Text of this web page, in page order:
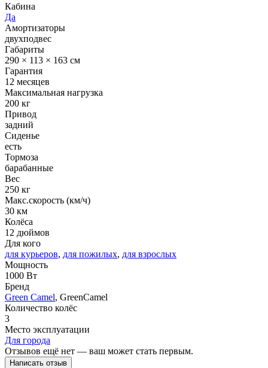
Кабина
Да
Амортизаторы
двухподвес
Габариты
290 × 113 × 163 см
Гарантия
12 месяцев
Максимальная нагрузка
200 кг
Привод
задний
Сиденье
есть
Тормоза
барабанные
Вес
250 кг
Макс.скорость (км/ч)
30 км
Колёса
12 дюймов
Для кого
для курьеров, для пожилых, для взрослых
Мощность
1000 Вт
Бренд
Green Camel, GreenCamel
Количество колёс
3
Место эксплуатации
Для города
Отзывов ещё нет — ваш может стать первым.
Написать отзыв